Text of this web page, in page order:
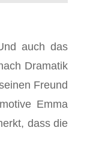
auch das
Dramatik
Freund
Emma
dass die